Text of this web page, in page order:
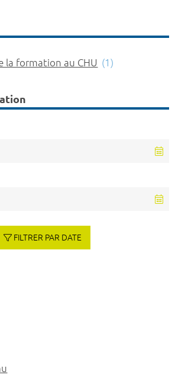
la formation au CHU (1)
FILTRER PAR DATE